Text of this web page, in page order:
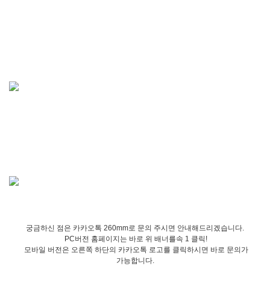
궁금하신 점은 카카오톡 260mm로 문의 주시면 안내해드리겠습니다.
PC버전 홈페이지는 바로 위 배너를속 1 클릭!
모바일 버전은 오른쪽 하단의 카카오톡 로고를 클릭하시면 바로 문의가
가능합니다.